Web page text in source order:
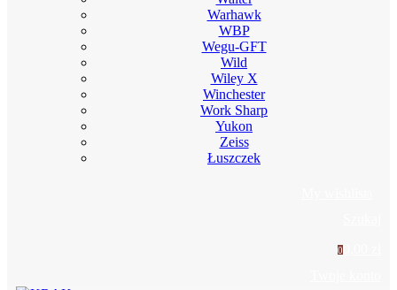
Warhawk
WBP
Wegu-GFT
Wild
Wiley X
Winchester
Work Sharp
Yukon
Zeiss
Łuszczek
0